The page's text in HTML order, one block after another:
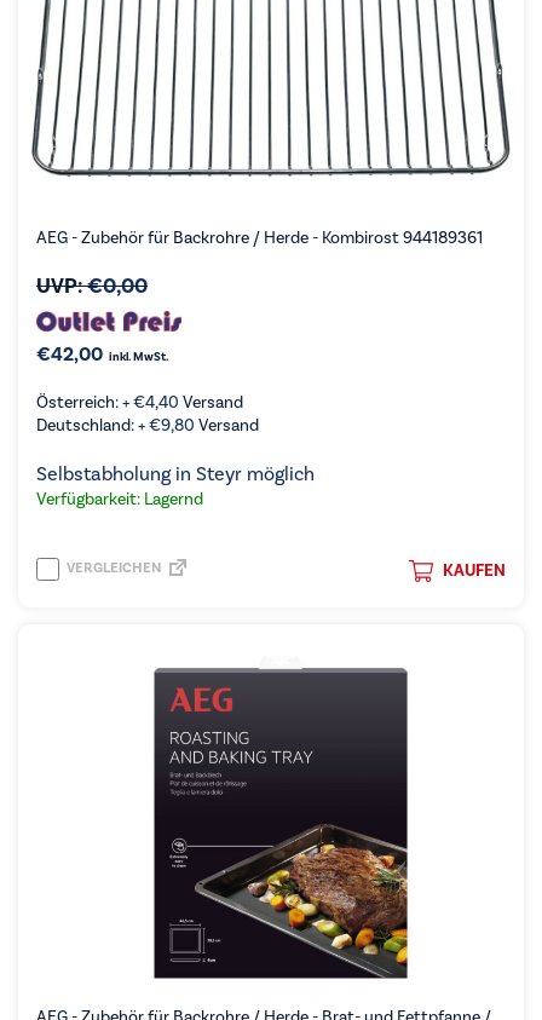
AEG - Zubehör für Backrohre / Herde - Kombirost 944189361
UVP:€0,00
€42,00 inkl. MwSt.
Österreich: +€4,40 Versand
Deutschland: +€9,80 Versand
Selbstabholung in Steyr möglich
Verfügbarkeit: Lagernd
KAUFEN
VERGLEICHEN